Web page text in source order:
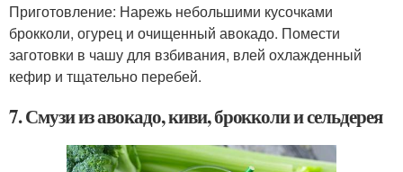
Приготовление: Нарежь небольшими кусочками
брокколи, огурец и очищенный авокадо. Помести
заготовки в чашу для взбивания, влей охлажденный
кефир и тщательно перебей.
7. Смузи из авокадо, киви, брокколи и сельдерея